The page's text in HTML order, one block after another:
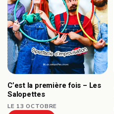
C’est la première fois – Les
Salopettes
LE 13 OCTOBRE